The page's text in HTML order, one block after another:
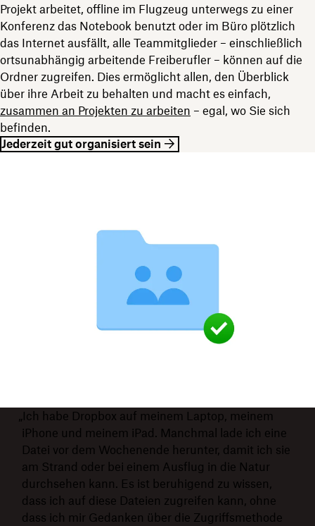
Projekt arbeitet, offline im Flugzeug unterwegs zu einer
Konferenz das Notebook benutzt oder im Büro plötzlich
das Internet ausfällt, alle Teammitglieder – einschließlich
ortsunabhängig arbeitende Freiberufler – können auf die
Ordner zugreifen. Dies ermöglicht allen, den Überblick
über ihre Arbeit zu behalten und macht es einfach,
zusammen an Projekten zu arbeiten – egal, wo Sie sich
befinden.
Jederzeit gut organisiert sein
„Ich habe Dropbox auf meinem Laptop, meinem
iPhone und meinem iPad. Manchmal lade ich eine
Datei vor dem Wochenende herunter, damit ich sie
am Strand oder bei einem Ausflug in die Natur
durchsehen kann. Es ist beruhigend zu wissen,
dass ich auf diese Dateien zugreifen kann, ohne
dass ich mir Gedanken über die Zugriffsmethode